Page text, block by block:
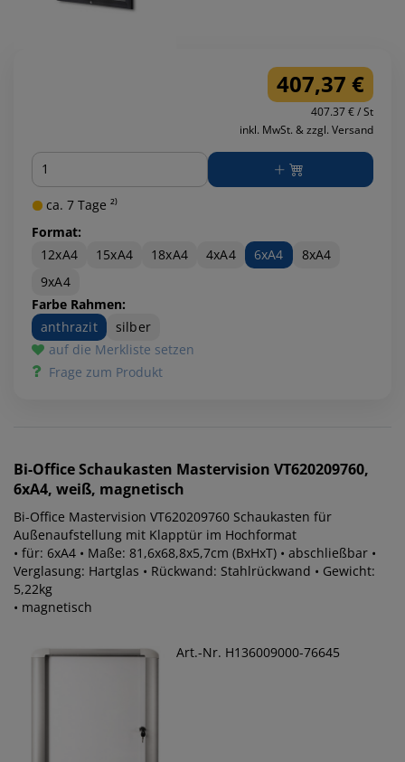
407,37 €
407.37 € / St
inkl. MwSt. & zzgl. Versand
Menge
ca. 7 Tage ²⁾
Format:
12xA4
15xA4 18xA4 4xA4 6xA4
8xA4
9xA4
Farbe Rahmen:
anthrazit
silber
auf die Merkliste setzen
Frage zum Produkt
Bi-OfficeSchaukasten Mastervision VT620209760,
6xA4, weiß, magnetisch
Bi-Office Mastervision VT620209760 Schaukasten für
Außenaufstellung mit Klapptür im Hochformat
• für: 6xA4 • Maße: 81,6x68,8x5,7cm (BxHxT) • abschließbar •
Verglasung: Hartglas • Rückwand: Stahlrückwand • Gewicht:
5,22kg
• magnetisch
Art.-Nr. H136009000-76645